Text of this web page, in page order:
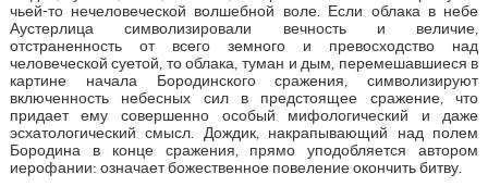
чьей-то нечеловеческой волшебной воле. Если облака в небе
Аустерлица символизировали вечность и величие,
отстраненность от всего земного и превосходство над
человеческой суетой, то облака, туман и дым, перемешавшиеся в
картине начала Бородинского сражения, символизируют
включенность небесных сил в предстоящее сражение, что
придает ему совершенно особый мифологический и даже
эсхатологический смысл. Дождик, накрапывающий над полем
Бородина в конце сражения, прямо уподобляется автором
иерофании: означает божественное повеление окончить битву.